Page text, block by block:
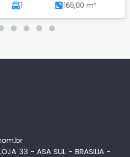
1 165,00 m²
33 - ASA SUL - BRASILIA -